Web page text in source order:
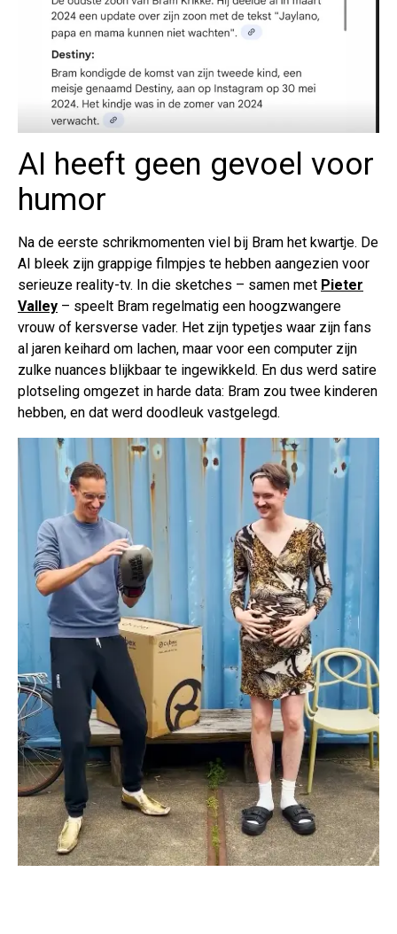
AI heeft geen gevoel voor
humor
Na de eerste schrikmomenten viel bij Bram het kwartje. De
AI bleek zijn grappige filmpjes te hebben aangezien voor
serieuze reality-tv. In die sketches – samen met Pieter
Valley – speelt Bram regelmatig een hoogzwangere
vrouw of kersverse vader. Het zijn typetjes waar zijn fans
al jaren keihard om lachen, maar voor een computer zijn
zulke nuances blijkbaar te ingewikkeld. En dus werd satire
plotseling omgezet in harde data: Bram zou twee kinderen
hebben, en dat werd doodleuk vastgelegd.